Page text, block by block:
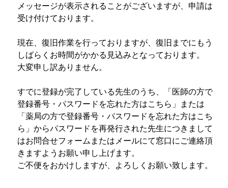
メッセージが表示されることがございますが、申請は
受け付けております。
現在、復旧作業を行っておりますが、復旧までにもう
しばらくお時間がかかる見込みとなっております。
大変申し訳ありません。
すでに登録が完了している先生のうち、「医師の方で
登録番号・パスワードを忘れた方はこちら」または
「薬局の方で登録番号・パスワードを忘れた方はこち
ら」からパスワードを再発行された先生につきまして
はお問合せフォームまたはメールにて窓口にご連絡頂
きますようお願い申し上げます。
ご不便をおかけしますが、よろしくお願い致します。